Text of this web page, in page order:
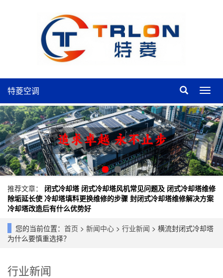
特
菱
空
调
特菱空调
推荐文章： 闭式冷却塔 闭式冷却塔风机常见问题及 闭式冷却塔维修
除垢延长使 冷却塔填料更换维修的步骤 封闭式冷却塔维修解决方案
冷却塔改造后有什么优势好
您的当前位置： 首页 > 新闻中心 > 行业新闻 > 横流封闭式冷却塔
为什么要慎重选择？
行业新闻